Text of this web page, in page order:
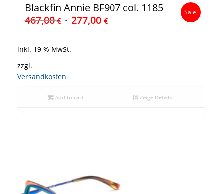
Blackfin Annie BF907 col. 1185
467,00€ 277,00 €
Sale!
inkl. 19 % MwSt.
zzgl.
Versandkosten
Add to cart Zeige Details